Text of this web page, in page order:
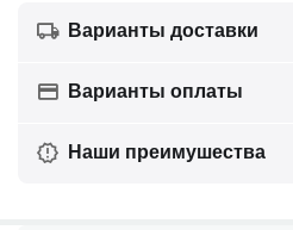
Варианты доставки
Варианты оплаты
Наши преимушества